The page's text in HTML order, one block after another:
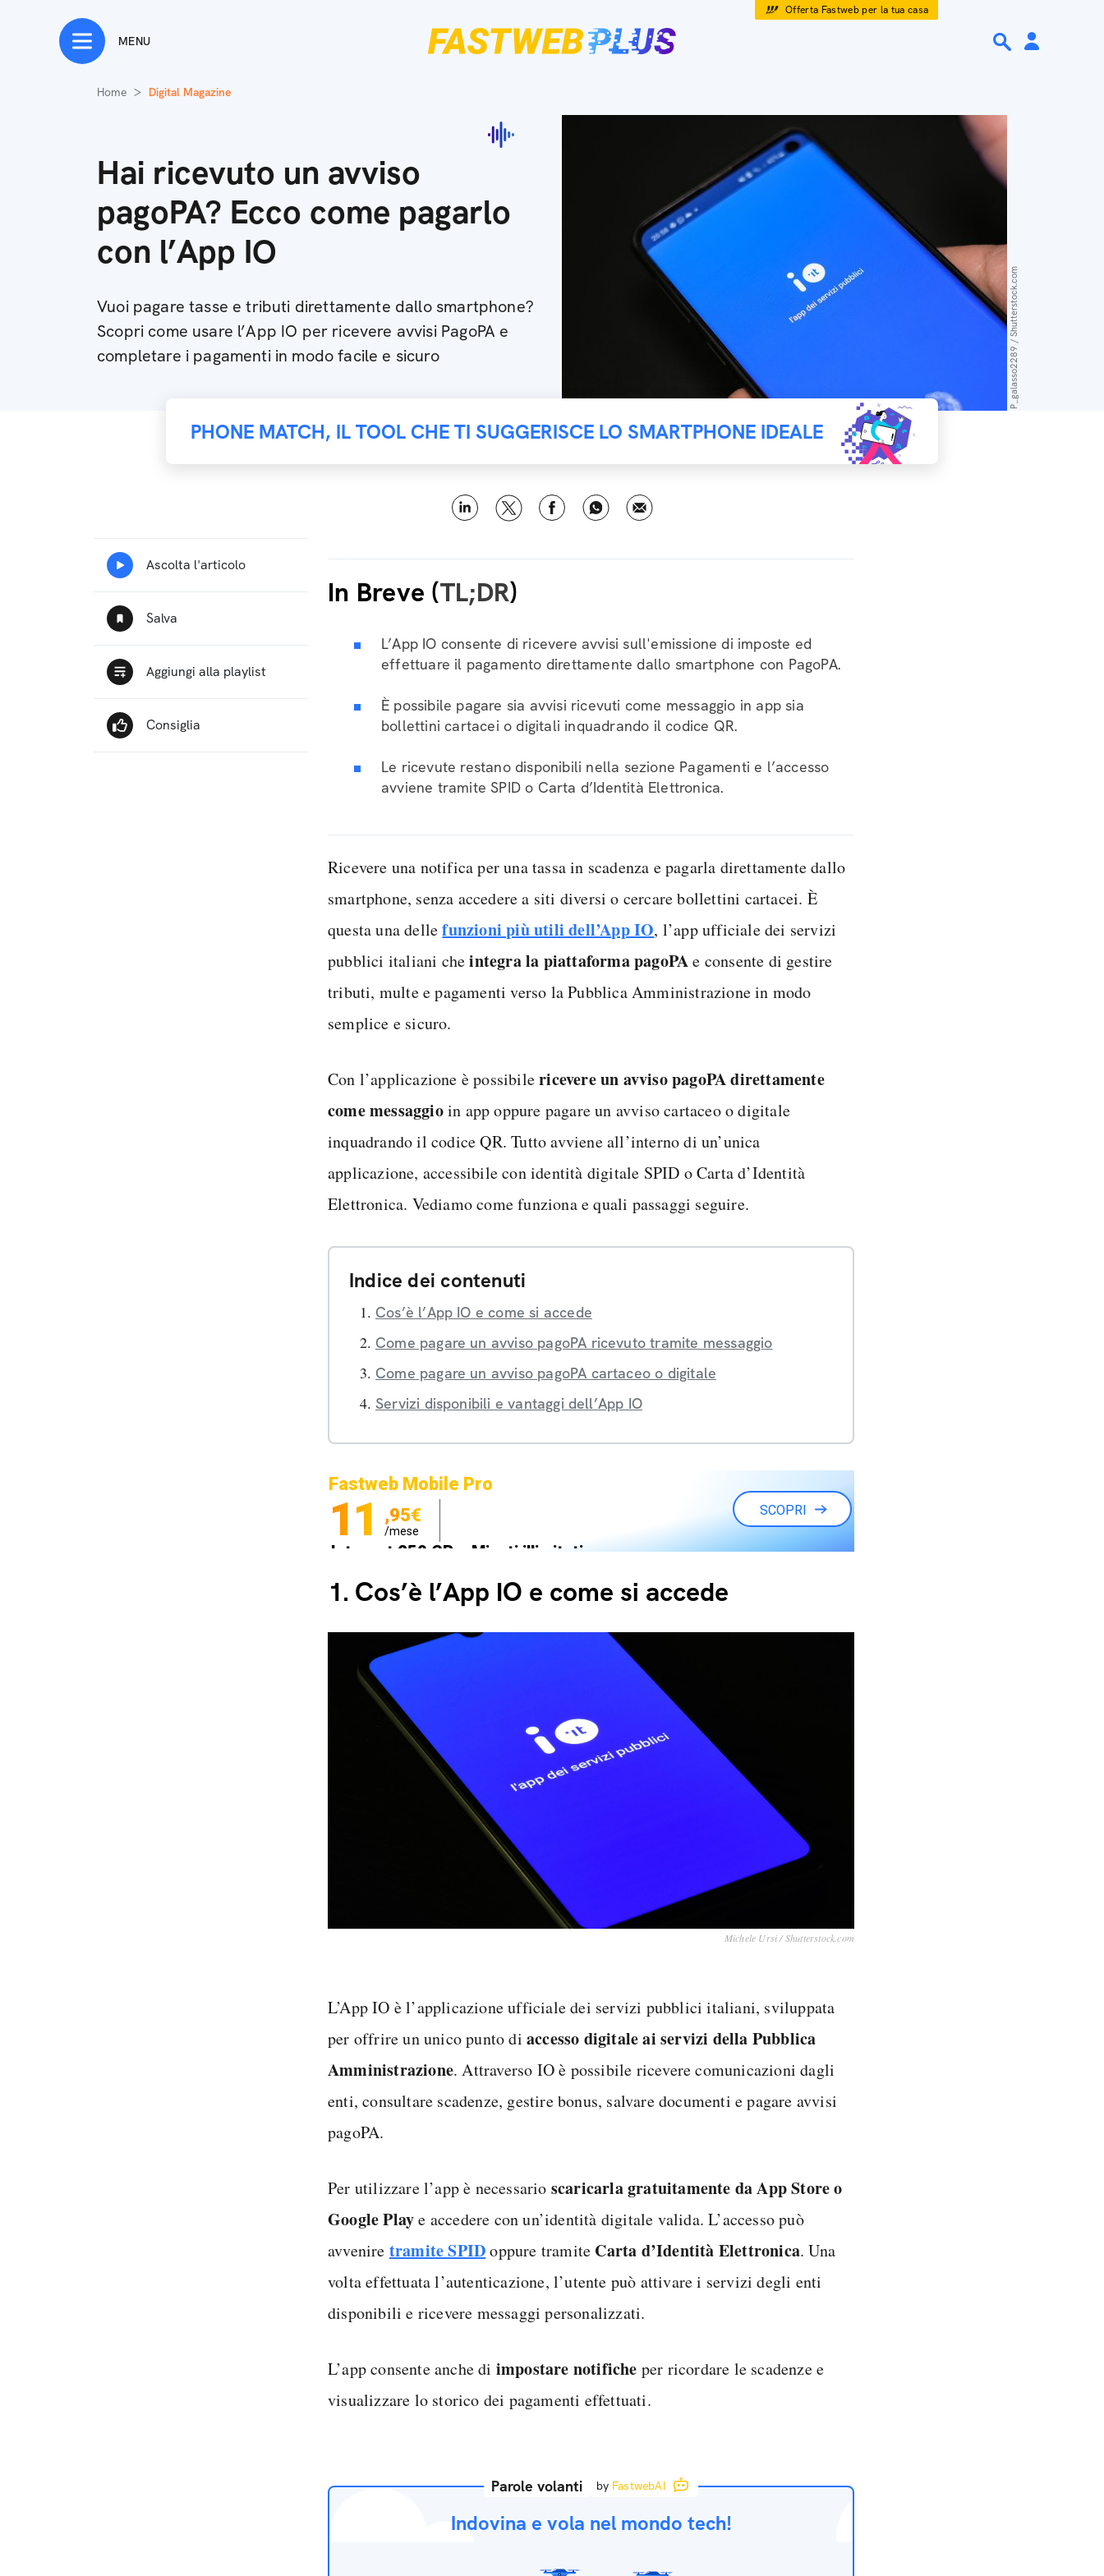
Offerta Fastweb per la tua casa
MENU
Home Digital Magazine
Hai ricevuto un avviso
pagoPA? Ecco come pagarlo
con l’App IO
Vuoi pagare tasse e tributi direttamente dallo smartphone?
Scopri come usare l’App IO per ricevere avvisi PagoPA e
completare i pagamenti in modo facile e sicuro
P_galasso2289 / Shutterstock.com
PHONE MATCH, IL TOOL CHE TI SUGGERISCE LO SMARTPHONE IDEALE
In Breve (TL;DR)
L’App IO consente di ricevere avvisi sull'emissione di imposte ed
effettuare il pagamento direttamente dallo smartphone con PagoPA.
È possibile pagare sia avvisi ricevuti come messaggio in app sia
bollettini cartacei o digitali inquadrando il codice QR.
Le ricevute restano disponibili nella sezione Pagamenti e l’accesso
avviene tramite SPID o Carta d’Identità Elettronica.
Ricevere una notifica per una tassa in scadenza e pagarla direttamente dallo
smartphone, senza accedere a siti diversi o cercare bollettini cartacei. È
questa una dellefunzioni più utili dell’App IO, l’app ufficiale dei servizi
pubblici italiani cheintegra la piattaforma pagoPAe consente di gestire
tributi, multe e pagamenti verso la Pubblica Amministrazione in modo
semplice e sicuro.
Con l’applicazione è possibilericevere un avviso pagoPA direttamente
come messaggioin app oppure pagare un avviso cartaceo o digitale
inquadrando il codice QR. Tutto avviene all’interno di un’unica
applicazione, accessibile con identità digitale SPID o Carta d’Identità
Elettronica. Vediamo come funziona e quali passaggi seguire.
Indice dei contenuti
Cos’è l’App IO e come si accede
Come pagare un avviso pagoPA ricevuto tramite messaggio
Come pagare un avviso pagoPA cartaceo o digitale
Servizi disponibili e vantaggi dell’App IO
Fastweb Mobile Pro
11 ,95€
/mese
Internet 250 GB e Minuti illimitati
SCOPRI
1. Cos’è l’App IO e come si accede
Michele Ursi / Shutterstock.com
L’App IO è l’applicazione ufficiale dei servizi pubblici italiani, sviluppata
per offrire un unico punto di accesso digitale ai servizi della Pubblica
Amministrazione. Attraverso IO è possibile ricevere comunicazioni dagli
enti, consultare scadenze, gestire bonus, salvare documenti e pagare avvisi
pagoPA.
Per utilizzare l’app è necessario scaricarla gratuitamente da App Store o
Google Playe accedere con un’identità digitale valida. L’accesso può
avvenire tramite SPIDoppure tramite Carta d’Identità Elettronica. Una
volta effettuata l’autenticazione, l’utente può attivare i servizi degli enti
disponibili e ricevere messaggi personalizzati.
L’app consente anche di impostare notifiche per ricordare le scadenze e
visualizzare lo storico dei pagamenti effettuati.
Parole volanti by FastwebAI
Indovina e vola nel mondo tech!